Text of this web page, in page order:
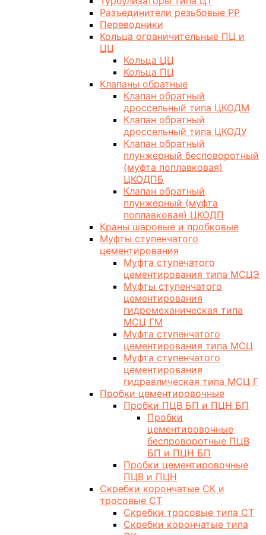
Разъединители резьбовые РР
Переводники
Кольца ограничительные ПЦ и
ЦЦ
Кольца ЦЦ
Кольца ПЦ
Клапаны обратные
Клапан обратный
дроссельный типа ЦКОДМ
Клапан обратный
дроссельный типа ЦКОДУ
Клапан обратный
плунжерный бесповоротный
(муфта поплавковая)
ЦКОДПБ
Клапан обратный
плунжерный (муфта
поплавковая) ЦКОДП
Краны шаровые и пробковые
Муфты ступенчатого
цементирования
Муфта ступечатого
цементирования типа МСЦЭ
Муфты ступенчатого
цементирования
гидромеханическая типа
МСЦ ГМ
Муфта ступенчатого
цементирования типа МСЦ
Муфта ступенчатого
цементирования
гидравлическая типа МСЦ Г
Пробки цементировочные
Пробки ПЦВ БП и ПЦН БП
Пробки
цементировочные
беспроворотные ПЦВ
БП и ПЦН БП
Пробки цементировочные
ПЦВ и ПЦН
Скребки корончатые СК и
тросовые СТ
Скребки тросовые типа СТ
Скребки корончатые типа